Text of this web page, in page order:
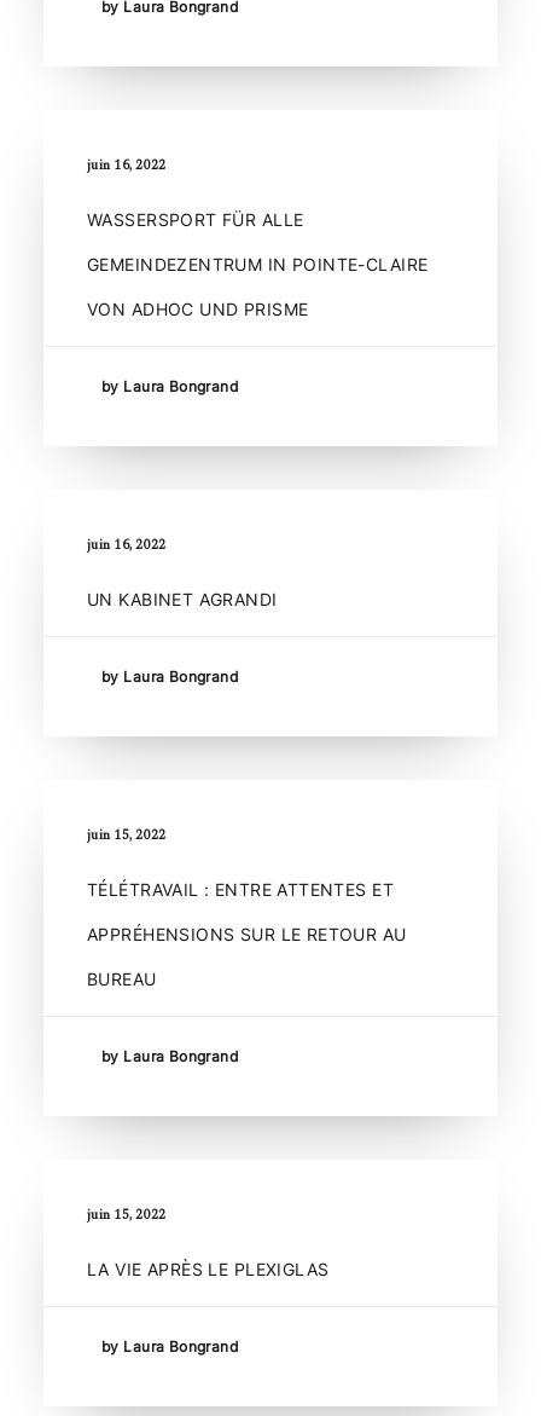
by Laura Bongrand
juin 16, 2022
WASSERSPORT FÜR ALLE
GEMEINDEZENTRUM IN POINTE-CLAIRE
VON ADHOC UND PRISME
by Laura Bongrand
juin 16, 2022
UN KABINET AGRANDI
by Laura Bongrand
juin 15, 2022
TÉLÉTRAVAIL : ENTRE ATTENTES ET
APPRÉHENSIONS SUR LE RETOUR AU
BUREAU
by Laura Bongrand
juin 15, 2022
LA VIE APRÈS LE PLEXIGLAS
by Laura Bongrand